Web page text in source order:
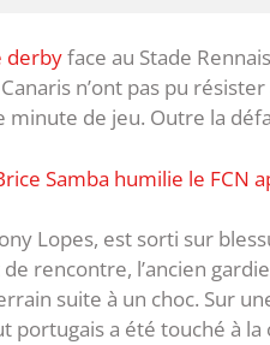
derbyface au Stade
n’ont pas pu
minute de jeu. Outre la
Samba humilie le FCN
Lopes, est sorti sur
rencontre, l’ancien
suite à un choc. Sur
portugais a été touché à la